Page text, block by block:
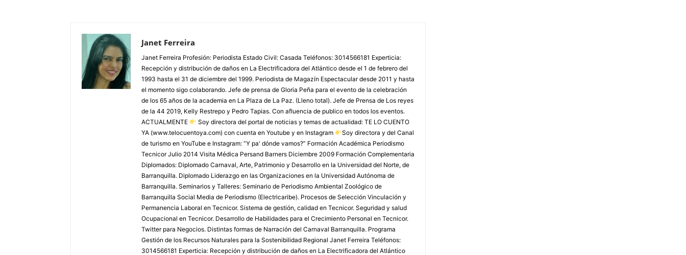
Janet Ferreira
Janet Ferreira Profesión: Periodista Estado Civil: Casada Teléfonos: 3014566181 Experticia:
Recepción y distribución de daños en La Electrificadora del Atlántico desde el 1 de febrero del
1993 hasta el 31 de diciembre del 1999. Periodista de Magazín Espectacular desde 2011 y hasta
el momento sigo colaborando. Jefe de prensa de Gloria Peña para el evento de la celebración
de los 65 años de la academia en La Plaza de La Paz. (Lleno total). Jefe de Prensa de Los reyes
de la 44 2019, Kelly Restrepo y Pedro Tapias. Con afluencia de publico en todos los eventos.
ACTUALMENTE
Soy directora del portal de noticias y temas de actualidad: TE LO CUENTO
YA (www.telocuentoya.com) con cuenta en Youtube y en Instagram
Soy directora y del Canal
de turismo en YouTube e Instagram: “Y pa' dónde vamos?” Formación Académica Periodismo
Tecnicor Julio 2014 Visita Médica Persand Barners Diciembre 2009 Formación Complementaria
Diplomados: Diplomado Carnaval, Arte, Patrimonio y Desarrollo en la Universidad del Norte, de
Barranquilla. Diplomado Liderazgo en las Organizaciones en la Universidad Autónoma de
Barranquilla. Seminarios y Talleres: Seminario de Periodismo Ambiental Zoológico de
Barranquilla Social Media de Periodismo (Electricaribe). Procesos de Selección Vinculación y
Permanencia Laboral en Tecnicor. Sistema de gestión, calidad en Tecnicor. Seguridad y salud
Ocupacional en Tecnicor. Desarrollo de Habilidades para el Crecimiento Personal en Tecnicor.
Twitter para Negocios. Distintas formas de Narración del Carnaval Barranquilla. Programa
Gestión de los Recursos Naturales para la Sostenibilidad Regional Janet Ferreira Teléfonos:
3014566181 Experticia: Recepción y distribución de daños en La Electrificadora del Atlántico